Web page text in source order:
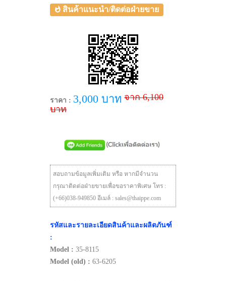
สินค้าแนะนำ/ติดต่อฝ่ายขาย
ราคา : 3,000 บาท จาก 6,100
บาท
สอบถามข้อมูลเพิ่มเติม หรือ หากมีจำนวน
กรุณาติดต่อฝ่ายขายเพื่อขอราคาพิเศษ โทร :
(+66)038-949850 อีเมล์ : sales@thaippe.com
รหัสและรายละเอียดสินค้าและผลิตภันฑ์
:
Model : 35-8115
Model (old) : 63-6205